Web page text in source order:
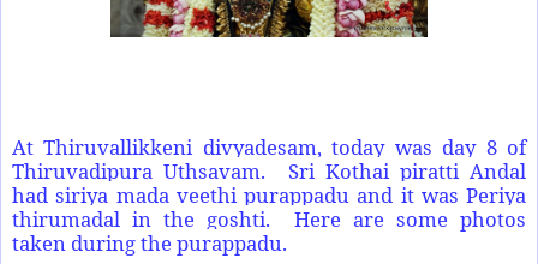
At Thiruvallikkeni divyadesam, today was day 8 of
Thiruvadipura Uthsavam. Sri Kothai piratti Andal
had siriya mada veethi purappadu and it was Periya
thirumadal in the goshti. Here are some photos
taken during the purappadu.